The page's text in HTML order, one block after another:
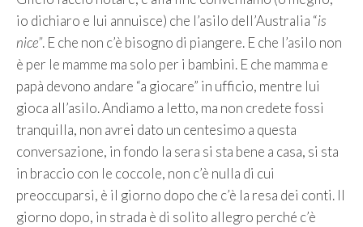
io dichiaro e lui annuisce) che l’asilo dell’Australia “is
nice”. E che non c’è bisogno di piangere. E che l’asilo non
è per le mamme ma solo per i bambini. E che mamma e
papà devono andare “a giocare” in ufficio, mentre lui
gioca all’asilo. Andiamo a letto, ma non credete fossi
tranquilla, non avrei dato un centesimo a questa
conversazione, in fondo la sera si sta bene a casa, si sta
in braccio con le coccole, non c’è nulla di cui
preoccuparsi, è il giorno dopo che c’è la resa dei conti. Il
giorno dopo, in strada è di solito allegro perché c’è